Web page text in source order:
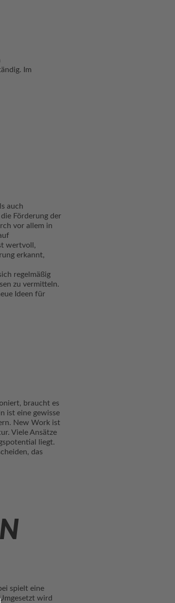
Im
auch
Förderung der
vor allem in
wertvoll,
erkannt,
regelmäßig
zu vermitteln.
Ideen für
braucht es
ist eine gewisse
New Work ist
Viele Ansätze
liegt.
das
spielt eine
wird